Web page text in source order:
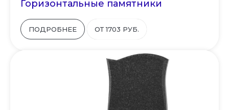
Горизонтальные памятники
ПОДРОБНЕЕ ОТ 1703 РУБ.